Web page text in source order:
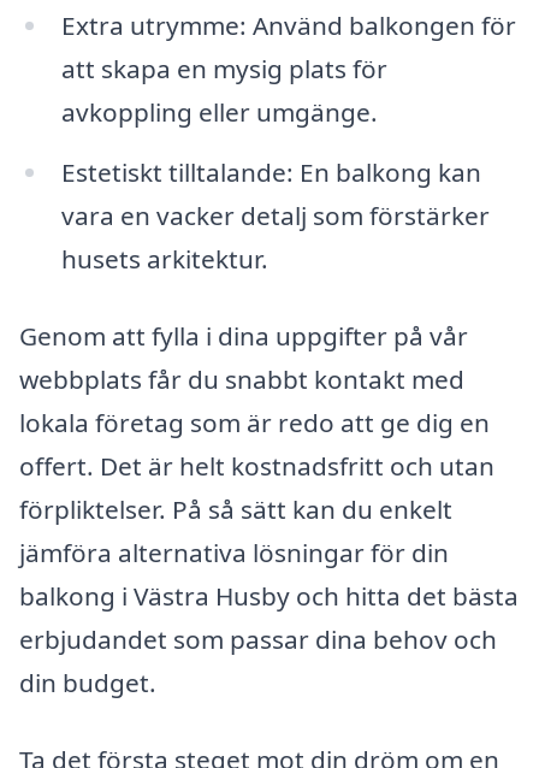
Extra utrymme: Använd balkongen för
att skapa en mysig plats för
avkoppling eller umgänge.
Estetiskt tilltalande: En balkong kan
vara en vacker detalj som förstärker
husets arkitektur.
Genom att fylla i dina uppgifter på vår
webbplats får du snabbt kontakt med
lokala företag som är redo att ge dig en
offert. Det är helt kostnadsfritt och utan
förpliktelser. På så sätt kan du enkelt
jämföra alternativa lösningar för din
balkong i Västra Husby och hitta det bästa
erbjudandet som passar dina behov och
din budget.
Ta det första steget mot din dröm om en